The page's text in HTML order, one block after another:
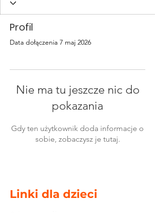
Profil
Data dołączenia 7 maj 2026
Nie ma tu jeszcze nic do
pokazania
Gdy ten użytkownik doda informacje o
sobie, zobaczysz je tutaj.
Linki dla dzieci